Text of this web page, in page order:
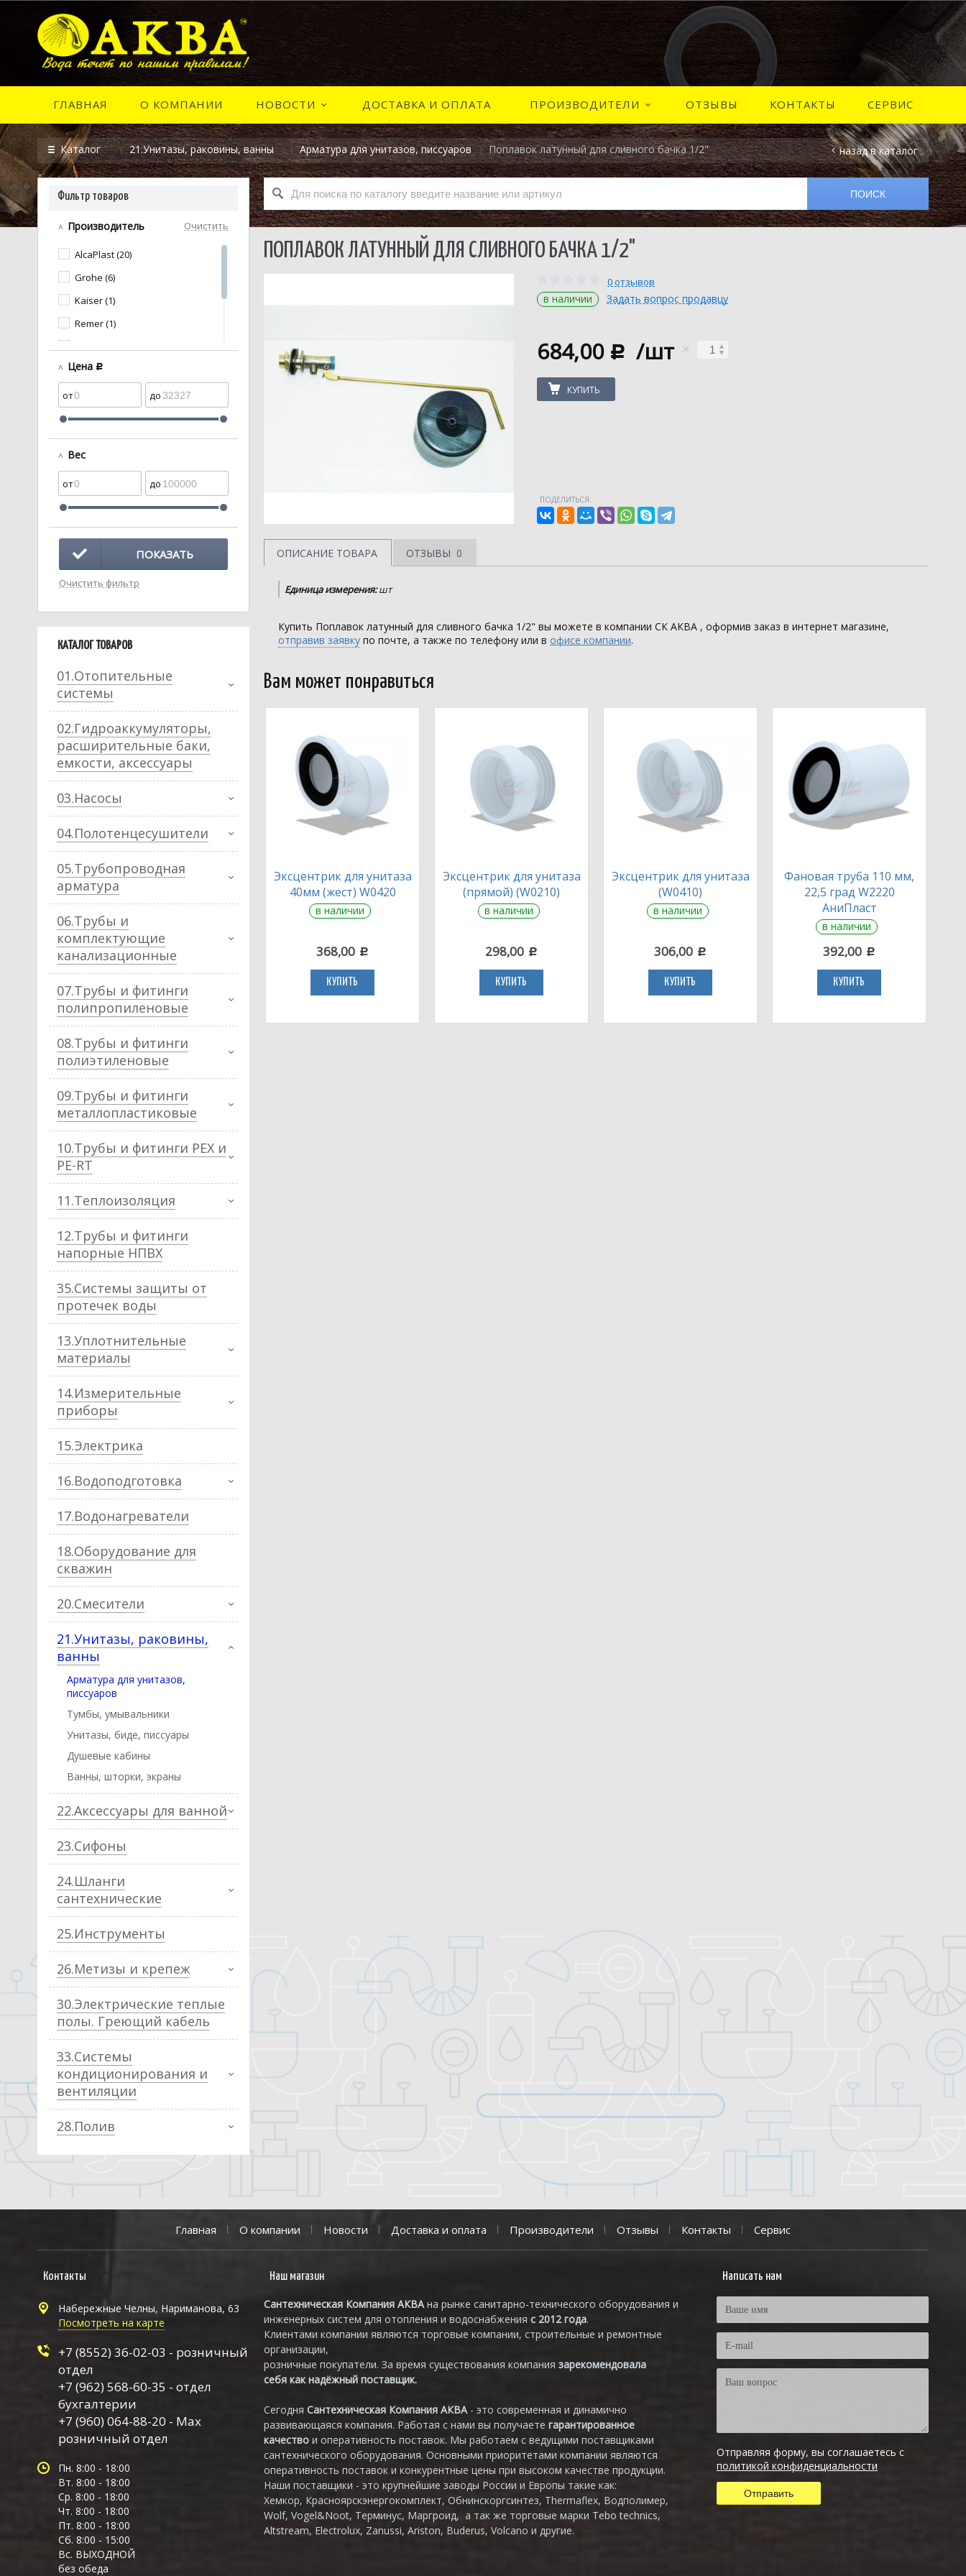
ГЛАВНАЯ О КОМПАНИИ НОВОСТИ ДОСТАВКА И ОПЛАТА ПРОИЗВОДИТЕЛИ ОТЗЫВЫ КОНТАКТЫ СЕРВИС
Каталог 21.Унитазы, раковины, ванны Арматура для унитазов, писсуаров Поплавок латунный для сливного бачка 1/2" назад в каталог
Фильтр товаров
Производитель Очистить
AlcaPlast (20)
Grohe (6)
Kaiser (1)
Remer (1)
Анипласт (17)
Кировская
керамика (1)
Цена c
Вес
ПОКАЗАТЬ
Очистить фильтр
КАТАЛОГ ТОВАРОВ
01.Отопительные
системы
02.Гидроаккумуляторы,
расширительные баки,
емкости, аксессуары
03.Насосы
04.Полотенцесушители
05.Трубопроводная
арматура
06.Трубы и
комплектующие
канализационные
07.Трубы и фитинги
полипропиленовые
08.Трубы и фитинги
полиэтиленовые
09.Трубы и фитинги
металлопластиковые
10.Трубы и фитинги PEX и
PE-RT
11.Теплоизоляция
12.Трубы и фитинги
напорные НПВХ
35.Системы защиты от
протечек воды
13.Уплотнительные
материалы
14.Измерительные
приборы
15.Электрика
16.Водоподготовка
17.Водонагреватели
18.Оборудование для
скважин
20.Смесители
21.Унитазы, раковины,
ванны
Арматура для унитазов,
писсуаров
Тумбы, умывальники
Унитазы, биде, писcуары
Душевые кабины
Ванны, шторки, экраны
22.Аксессуары для ванной
23.Сифоны
24.Шланги
сантехнические
25.Инструменты
26.Метизы и крепеж
30.Электрические теплые
полы. Греющий кабель
33.Системы
кондиционирования и
вентиляции
28.Полив
ПОПЛАВОК ЛАТУННЫЙ ДЛЯ СЛИВНОГО БАЧКА 1/2"
0 отзывов
в наличии Задать вопрос продавцу
684,00 c /шт
КУПИТЬ
ПОДЕЛИТЬСЯ:
ОПИСАНИЕ ТОВАРА ОТЗЫВЫ 0
Единица измерения:шт
Купить Поплавок латунный для сливного бачка 1/2" вы можете в компании СК АКВА , оформив заказ в интернет магазине,
отправив заявку по почте, а также по телефону или в офисе компании.
Вам может понравиться
Эксцентрик для унитаза
40мм (жест) W0420
в наличии
368,00 c
КУПИТЬ
Эксцентрик для унитаза
(прямой) (W0210)
в наличии
298,00 c
КУПИТЬ
Эксцентрик для унитаза
(W0410)
в наличии
306,00 c
КУПИТЬ
Фановая труба 110 мм,
22,5 град W2220
АниПласт
в наличии
392,00 c
КУПИТЬ
Главная О компании Новости Доставка и оплата Производители Отзывы Контакты Сервис
Контакты
Набережные Челны, Нариманова, 63
Посмотреть на карте
+7 (8552) 36-02-03 - розничный
отдел
+7 (962) 568-60-35 - отдел
бухгалтерии
+7 (960) 064-88-20 - Max
розничный отдел
Пн. 8:00 - 18:00
Вт. 8:00 - 18:00
Ср. 8:00 - 18:00
Чт. 8:00 - 18:00
Пт. 8:00 - 18:00
Сб. 8:00 - 15:00
Вс. ВЫХОДНОЙ
без обеда
Наш магазин
Сантехническая Компания АКВАна рынке санитарно-технического оборудования и
инженерных систем для отопления и водоснабжения с 2012 года.
Клиентами компании являются торговые компании, строительные и ремонтные
организации,
розничные покупатели. За время существования компания зарекомендовала
себя как надёжный поставщик.
Сегодня Сантехническая Компания АКВА - это современная и динамично
развивающаяся компания. Работая с нами вы получаете гарантированное
качество и оперативность поставок. Мы работаем с ведущими поставщиками
сантехнического оборудования. Основными приоритетами компании являются
оперативность поставок и конкурентные цены при высоком качестве продукции.
Наши поставщики - это крупнейшие заводы России и Европы такие как:
Хемкор, Красноярскэнергокомплект, Обнинскоргсинтез, Thermaflex, Водполимер,
Wolf, Vogel&Noot, Терминус, Маргроид, а так же торговые марки Tebo technics,
Altstream, Electrolux, Zanussi, Ariston, Buderus, Volcano и другие.
Написать нам
Отправляя форму, вы соглашаетесь с
политикой конфиденциальности